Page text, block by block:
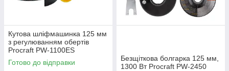
Кутова шліфмашинка 125 мм
з регулюванням обертів
Procraft PW-1100ES
Готово до відправки
Безщіткова болгарка 125 мм,
1300 Вт Procraft PW-2450